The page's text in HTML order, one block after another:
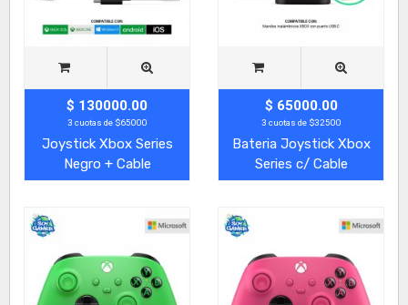
$ 130000.00
3 cuotas de $65000
Joystick Xbox Series
Negro + Cable
$ 65000.00
3 cuotas de $32500
Bateria Joystick Xbox
Series c/ Cable